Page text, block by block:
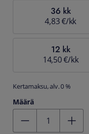
36 kk
4,83 €/kk
12 kk
14,50 €/kk
Kertamaksu, alv. 0 %
Määrä